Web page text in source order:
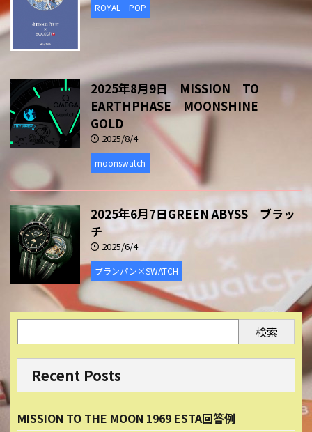
ROYAL POP
2025年8月9日 MISSION TO
EARTHPHASE MOONSHINE
GOLD
2025/8/4
moonswatch
2025年6月7日GREEN ABYSS ブラッ
チ
2025/6/4
ブランパン×SWATCH
検索
Recent Posts
MISSION TO THE MOON 1969 ESTA回答例